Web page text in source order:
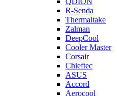
R-Senda
Thermaltake
Zalman
DeepCool
Cooler Master
Corsair
Chieftec
ASUS
Accord
Aerocool